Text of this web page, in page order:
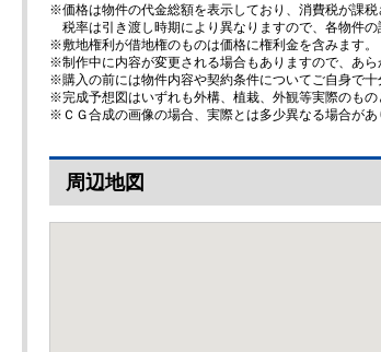
※価格は物件の代金総額を表示しており、消費税が課
税率は引き渡し時期により異なりますので、各物件
※敷地権利が借地権のものは価格に権利金を含みます。
※制作中に内容が変更される場合もありますので、あら
※購入の前には物件内容や契約条件についてご自身で十
※完成予想図はいずれも外構、植栽、外観等実際のもの
※ＣＧ合成の画像の場合、実際とは多少異なる場合があ
周辺地図